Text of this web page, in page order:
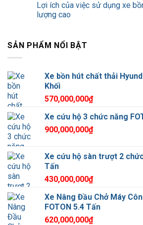
Lợi ích của việc sử dụng xe
lượng cao
SẢN PHẨM NỔI BẬT
Xe bồn hút chất thải
Khối
570,000,000₫
Xe cứu hộ 3 chức năng
900,000,000₫
Xe cứu hộ sàn trượt 2
Tấn
430,000,000₫
Xe Nâng Đầu Chở Máy
FOTON 5.4 Tấn
620,000,000₫